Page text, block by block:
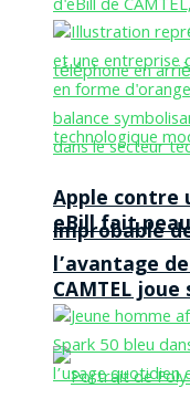
eBill fait
CAMTEL
Apple contre
improbable
l’avantage